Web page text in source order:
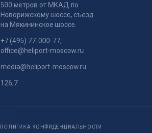
500 метров от МКАД по
Новорижскому шоссе, съезд
на Мякининское шоссе.
+7 (495) 77-000-77,
office@heliport-moscow.ru
media@heliport-moscow.ru
126,7
ПОЛИТИКА КОНФИДЕНЦИАЛЬНОСТИ